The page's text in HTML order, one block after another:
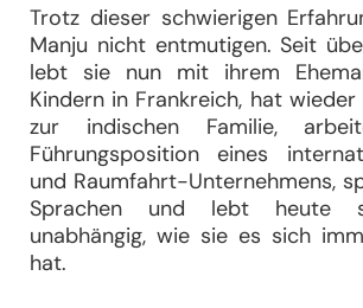
Trotz dieser schwierigen
Manju nicht entmutigen. Seit
lebt sie nun mit ihrem
Kindern in Frankreich, hat
zur indischen Familie,
Führungsposition eines
und Raumfahrt-Unternehmens,
Sprachen und lebt heute
unabhängig, wie sie es sich
hat.